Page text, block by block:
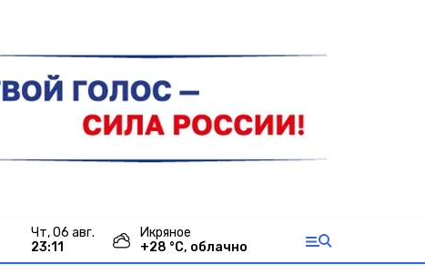
чт, 06 авг.
23:11
Икряное
+28 °С, облачно